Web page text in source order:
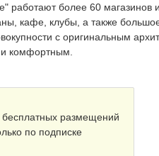
работают более 60 магазинов
кафе, клубы, а также
с оригинальным
комфортным.
размещений
по подписке